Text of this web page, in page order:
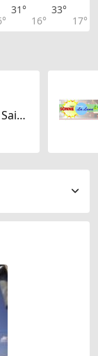
31°
16°
33°
17°
Regional, Schweizerisch, Saisonal